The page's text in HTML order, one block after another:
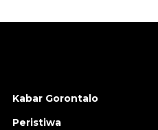
Kabar Gorontalo
Peristiwa